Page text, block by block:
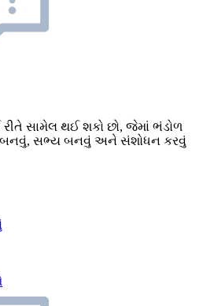
સામેલ થઈ શકો છો, જેમાં ભંડોળ
સભ્ય બનવું અને સંશોધન કરવું